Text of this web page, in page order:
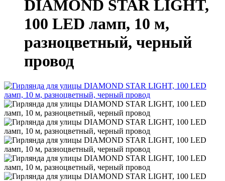
DIAMOND STAR LIGHT,
100 LED ламп, 10 м,
разноцветный, черный
провод